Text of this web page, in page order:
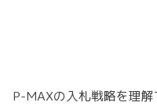
P-MAXの入札戦略を理